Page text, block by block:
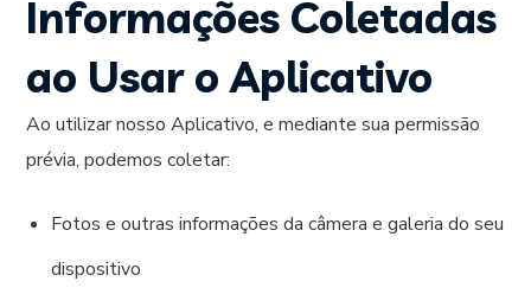
Informações Coletadas
ao Usar o Aplicativo
Ao utilizar nosso Aplicativo, e mediante sua permissão
prévia, podemos coletar:
Fotos e outras informações da câmera e galeria do seu
dispositivo